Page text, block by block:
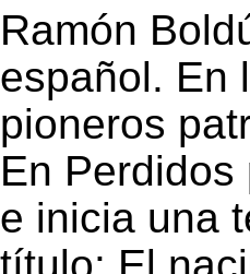
Ramón
español. En
pioneros
En Perdidos
e inicia una